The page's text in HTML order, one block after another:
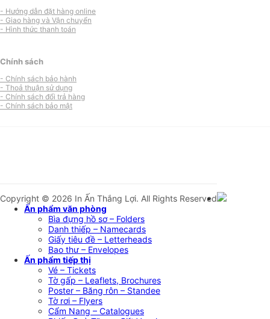
- Hướng dẫn đặt hàng online
- Giao hàng và Vận chuyển
- Hình thức thanh toán
Chính sách
- Chính sách bảo hành
- Thoả thuận sử dụng
- Chính sách đổi trả hàng
- Chính sách bảo mật
Copyright © 2026 In Ấn Thắng Lợi. All Rights Reserved
Ấn phẩm văn phòng
Bìa đựng hồ sơ – Folders
Danh thiếp – Namecards
Giấy tiêu đề – Letterheads
Bao thư – Envelopes
Ấn phẩm tiếp thị
Vé – Tickets
Tờ gấp – Leaflets, Brochures
Poster – Băng rôn – Standee
Tờ rơi – Flyers
Cẩm Nang – Catalogues